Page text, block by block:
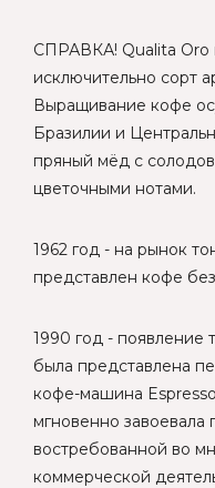
СПРАВКА! Qualita Oro
исключительно сорт
Выращивание кофе
Бразилии и
пряный мёд с
цветочными нотами.
1962 год - на рынок
представлен кофе
1990 год - появление
была представлена
кофе-машина
мгновенно завоевала
востребованной во
коммерческой